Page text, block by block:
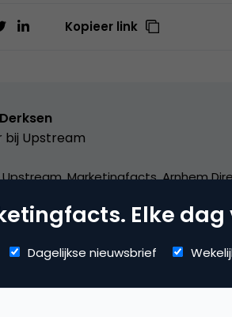
Kopieer link
bij Upstream
Marketingfacts, Arnhem
Elke dag
Dagelijkse nieuwsbrief